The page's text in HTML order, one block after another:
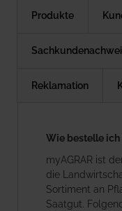
Produkte
Reklamation
Wie bestelle ich
myAGRAR ist
die
Sortiment an
Saatgut.